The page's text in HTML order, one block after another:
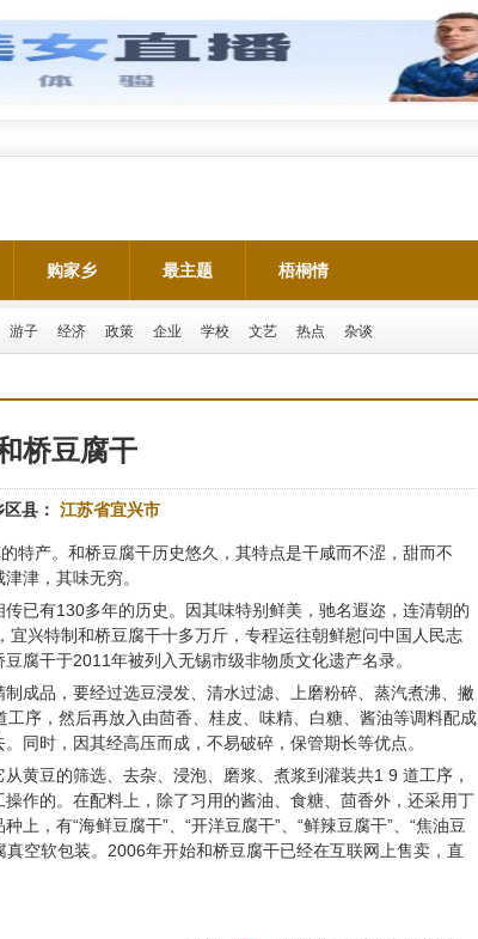
购家乡 最主题 梧桐情
游子 经济 政策 企业 学校 文艺 热点 杂谈
桥豆腐干
县： 江苏省宜兴市
特产。和桥豆腐干历史悠久，其特点是干咸而不涩，甜而不
津，其味无穷。
已有130多年的历史。因其味特别鲜美，驰名遐迩，连清朝的
兴特制和桥豆腐干十多万斤，专程运往朝鲜慰问中国人民志
腐干于2011年被列入无锡市级非物质文化遗产名录。
成品，要经过选豆浸发、清水过滤、上磨粉碎、蒸汽煮沸、撇
序，然后再放入由茴香、桂皮、味精、白糖、酱油等调料配成
同时，因其经高压而成，不易破碎，保管期长等优点。
黄豆的筛选、去杂、浸泡、磨浆、煮浆到灌装共1 9 道工序，
作的。在配料上，除了习用的酱油、食糖、茴香外，还采用丁
上，有“海鲜豆腐干”、“开洋豆腐干”、“鲜辣豆腐干”、“焦油豆
真空软包装。2006年开始和桥豆腐干已经在互联网上售卖，直